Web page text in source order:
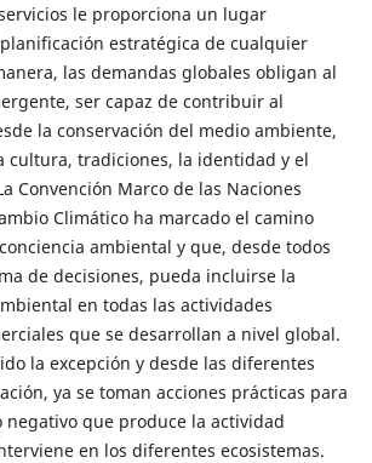
le proporciona un lugar
estratégica de cualquier
las demandas globales obligan al
ser capaz de contribuir al
la conservación del medio ambiente,
cultura, tradiciones, la identidad y el
Convención Marco de las Naciones
Climático ha marcado el camino
ambiental y que, desde todos
de decisiones, pueda incluirse la
en todas las actividades
que se desarrollan a nivel global.
la excepción y desde las diferentes
ya se toman acciones prácticas para
que produce la actividad
en los diferentes ecosistemas.